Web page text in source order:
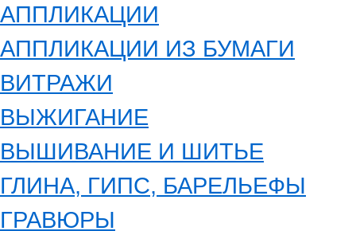
АППЛИКАЦИИ
АППЛИКАЦИИ ИЗ БУМАГИ
ВИТРАЖИ
ВЫЖИГАНИЕ
ВЫШИВАНИЕ И ШИТЬЕ
ГЛИНА, ГИПС, БАРЕЛЬЕФЫ
ГРАВЮРЫ